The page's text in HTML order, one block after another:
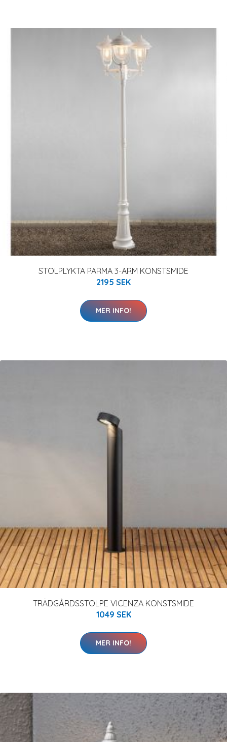
STOLPLYKTA PARMA 3-ARM KONSTSMIDE
2195 SEK
MER INFO!
TRÄDGÅRDSSTOLPE VICENZA KONSTSMIDE
1049 SEK
MER INFO!